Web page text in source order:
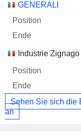
GENERALI
Industrie
Sehen Sie sich die
an